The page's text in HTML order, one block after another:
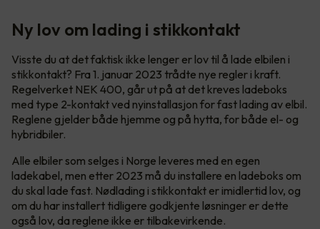
Ny lov om lading i stikkontakt
Visste du at det faktisk ikke lenger er lov til å lade elbilen i
stikkontakt? Fra 1. januar 2023 trådte nye regler i kraft.
Regelverket NEK 400, går ut på at det kreves ladeboks
med type 2-kontakt ved nyinstallasjon for fast lading av elbil.
Reglene gjelder både hjemme og på hytta, for både el- og
hybridbiler.
Alle elbiler som selges i Norge leveres med en egen
ladekabel, men etter 2023 må du installere en ladeboks om
du skal lade fast. Nødlading i stikkontakt er imidlertid lov, og
om du har installert tidligere godkjente løsninger er dette
også lov, da reglene ikke er tilbakevirkende.